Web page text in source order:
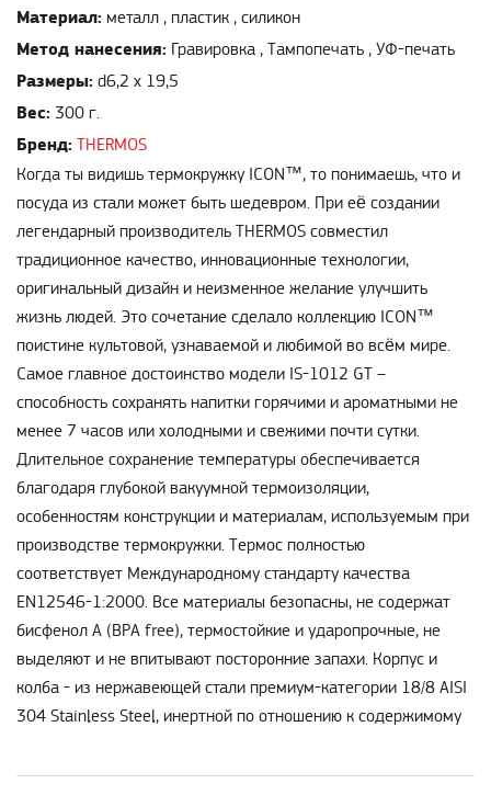
Материал: металл , пластик , силикон
Метод нанесения: Гравировка , Тампопечать , УФ-печать
Размеры: d6,2 х 19,5
Вес: 300 г.
Бренд: THERMOS
Когда ты видишь термокружку ICON™, то понимаешь, что и
посуда из стали может быть шедевром. При её создании
легендарный производитель THERMOS совместил
традиционное качество, инновационные технологии,
оригинальный дизайн и неизменное желание улучшить
жизнь людей. Это сочетание сделало коллекцию ICON™
поистине культовой, узнаваемой и любимой во всём мире.
Самое главное достоинство модели IS-1012 GT –
способность сохранять напитки горячими и ароматными не
менее 7 часов или холодными и свежими почти сутки.
Длительное сохранение температуры обеспечивается
благодаря глубокой вакуумной термоизоляции,
особенностям конструкции и материалам, используемым при
производстве термокружки. Термос полностью
соответствует Международному стандарту качества
EN12546-1:2000. Все материалы безопасны, не содержат
бисфенол А (BPA free), термостойкие и ударопрочные, не
выделяют и не впитывают посторонние запахи. Корпус и
колба - из нержавеющей стали премиум-категории 18/8 AISI
304 Stainless Steel, инертной по отношению к содержимому